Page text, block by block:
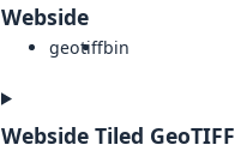
Webside
geotiffbin
Webside Tiled GeoTIFF